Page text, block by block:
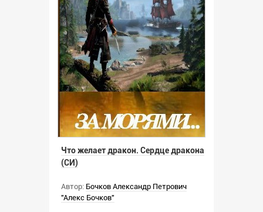
Что желает дракон. Сердце дракона
(СИ)
Автор: Бочков Александр Петрович
"Алекс Бочков"